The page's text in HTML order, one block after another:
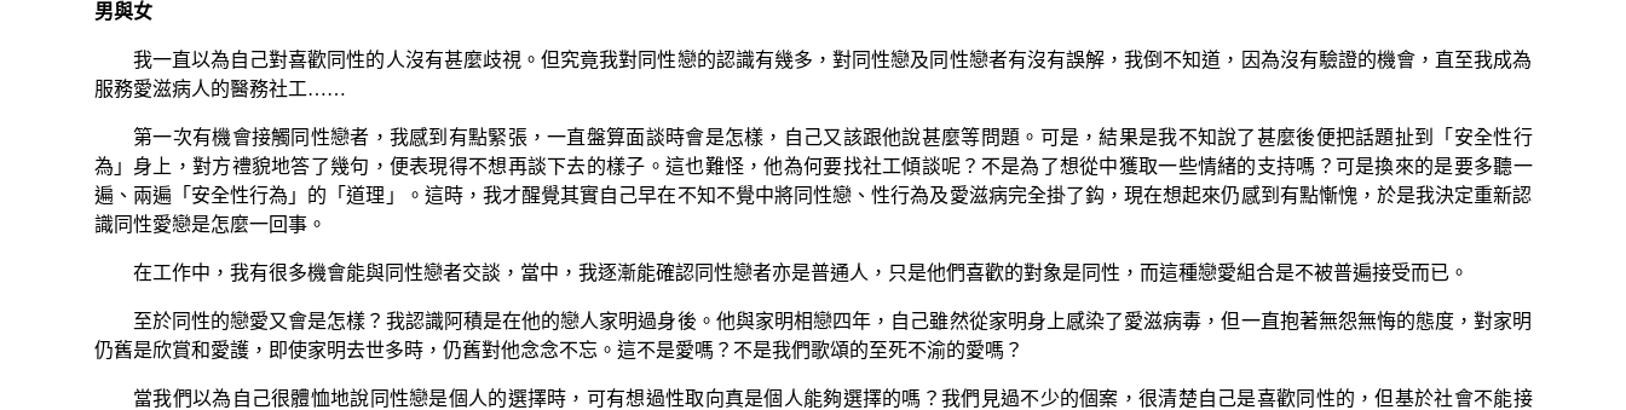
男與女
我一直以為自己對喜歡同性的人沒有甚麼歧視。但究竟我對同性戀的認識有幾多，對同性戀及同性戀者有沒有誤解，我倒不知道，因為沒有驗證的機會，直至我成為
服務愛滋病人的醫務社工……
第一次有機會接觸同性戀者，我感到有點緊張，一直盤算面談時會是怎樣，自己又該跟他說甚麼等問題。可是，結果是我不知說了甚麼後便把話題扯到「安全性行
為」身上，對方禮貌地答了幾句，便表現得不想再談下去的樣子。這也難怪，他為何要找社工傾談呢？不是為了想從中獲取一些情緒的支持嗎？可是換來的是要多聽一
遍、兩遍「安全性行為」的「道理」。這時，我才醒覺其實自己早在不知不覺中將同性戀、性行為及愛滋病完全掛了鈎，現在想起來仍感到有點慚愧，於是我決定重新認
識同性愛戀是怎麼一回事。
在工作中，我有很多機會能與同性戀者交談，當中，我逐漸能確認同性戀者亦是普通人，只是他們喜歡的對象是同性，而這種戀愛組合是不被普遍接受而已。
至於同性的戀愛又會是怎樣？我認識阿積是在他的戀人家明過身後。他與家明相戀四年，自己雖然從家明身上感染了愛滋病毒，但一直抱著無怨無悔的態度，對家明
仍舊是欣賞和愛護，即使家明去世多時，仍舊對他念念不忘。這不是愛嗎？不是我們歌頌的至死不渝的愛嗎？
當我們以為自己很體恤地說同性戀是個人的選擇時，可有想過性取向真是個人能夠選擇的嗎？我們見過不少的個案，很清楚自己是喜歡同性的，但基於社會不能接